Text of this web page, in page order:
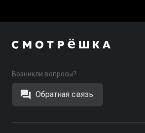
Возникли вопросы?
Обратная связь